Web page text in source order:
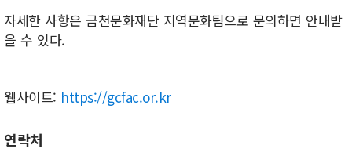
자세한 사항은 금천문화재단 지역문화팀으로 문의하면 안내받
을 수 있다.
웹사이트: https://gcfac.or.kr
연락처